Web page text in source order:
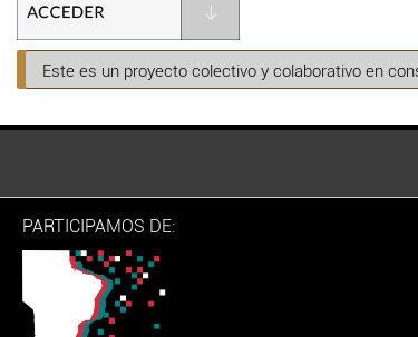
Este es un proyecto colectivo y colaborativo en
PARTICIPAMOS DE: